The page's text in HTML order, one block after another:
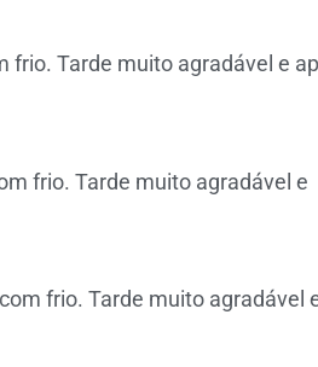
Tarde muito agradável e
frio. Tarde muito agradável e
frio. Tarde muito agradável